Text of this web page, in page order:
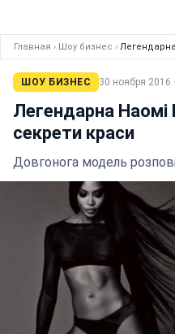
Главная › Шоу бизнес ›
ШОУ БИЗНЕС 30 ноября 2016
Легендарна
секрети краси
Довгонога модель